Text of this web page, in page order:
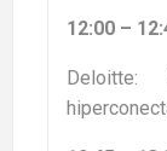
12:00 –
Deloitte: